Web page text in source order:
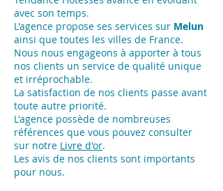
avec son temps.
L'agence propose ses services sur Melun
ainsi que toutes les villes de France.
Nous nous engageons à apporter à tous
nos clients un service de qualité unique
et irréprochable.
La satisfaction de nos clients passe avant
toute autre priorité.
L'agence possède de nombreuses
références que vous pouvez consulter
sur notre Livre d'or.
Les avis de nos clients sont importants
pour nous.